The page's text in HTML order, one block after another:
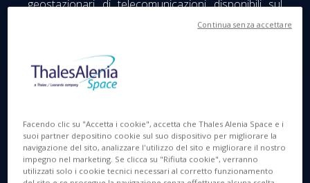
geostazionari di telecomunicazioni disponibili sul
mercato commerciale accessibile sta diminuendo.
costellazioni. In questo contesto, gli operatori
satellitari si apprestano, a loro volta, ad adattare e
reinventare i loro modelli di business. La sfida che
mantenere la propria posizione di primo piano in un
contesto che cambia così rapidamente. La risposta
è semplice: occorre continuare a innovare per
distinguersi dalla concorrenza, sfruttare la propria
Facendo clic su "Accetta i cookie", accetta che Thales Alenia Space e i
suoi partner depositino cookie sul suo dispositivo per migliorare la
navigazione del sito, analizzare l'utilizzo del sito e migliorare il nostro
impegno nel marketing. Se clicca su "Rifiuta cookie", verranno
utilizzati solo i cookie tecnici necessari al corretto funzionamento
Continua senza accettare